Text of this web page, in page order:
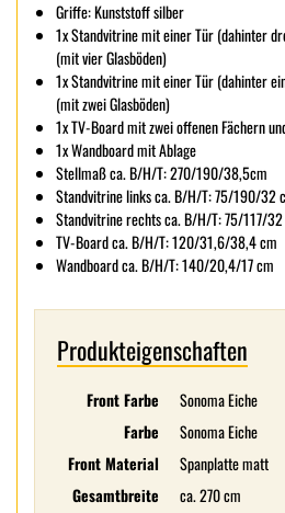
Griffe: Kunststoff silber
1x Standvitrine mit einer Tür (dahinter
(mit vier Glasböden)
1x Standvitrine mit einer Tür (dahinter
(mit zwei Glasböden)
1x TV-Board mit zwei offenen Fächern
1x Wandboard mit Ablage
Stellmaß ca. B/H/T: 270/190/38,5cm
Standvitrine links ca. B/H/T: 75/190/32
Standvitrine rechts ca. B/H/T: 75/117/
TV-Board ca. B/H/T: 120/31,6/38,4 cm
Wandboard ca. B/H/T: 140/20,4/17 cm
Produkteigenschaften
Front Farbe
Sonoma Eiche
Farbe
Sonoma Eiche
Front Material
Spanplatte matt
Gesamtbreite
ca. 270 cm